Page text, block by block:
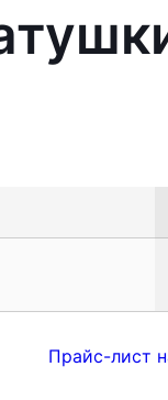
Прайс-лист